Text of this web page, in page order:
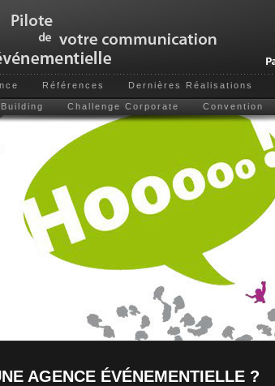
Références Dernières Réalisations
Challenge Corporate Convention
AGENCE ÉVÉNEMENTIELLE ?